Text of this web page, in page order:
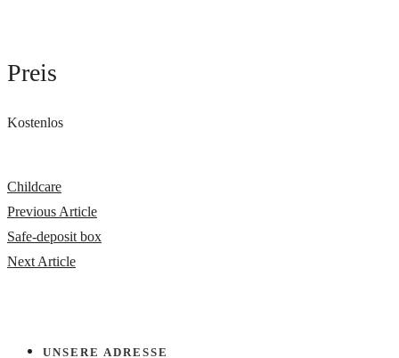
Preis
Kostenlos
Childcare
Previous Article
Safe-deposit box
Next Article
UNSERE ADRESSE